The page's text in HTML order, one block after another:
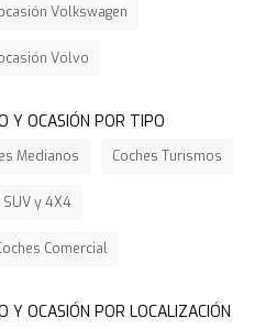
Volkswagen
Volvo
Y OCASIÓN POR TIPO
Medianos Coches Turismos
SUV y 4X4
Comercial
Y OCASIÓN POR LOCALIZACIÓN